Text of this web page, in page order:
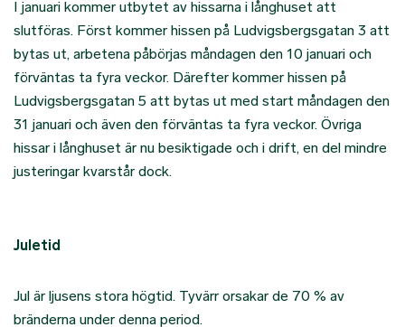
I januari kommer utbytet av hissarna i långhuset att
slutföras. Först kommer hissen på Ludvigsbergsgatan 3 att
bytas ut, arbetena påbörjas måndagen den 10 januari och
förväntas ta fyra veckor. Därefter kommer hissen på
Ludvigsbergsgatan 5 att bytas ut med start måndagen den
31 januari och även den förväntas ta fyra veckor. Övriga
hissar i långhuset är nu besiktigade och i drift, en del mindre
justeringar kvarstår dock.
Juletid
Jul är ljusens stora högtid. Tyvärr orsakar de 70 % av
bränderna under denna period.